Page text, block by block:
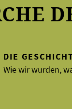
DIE
Wie wir wurden,